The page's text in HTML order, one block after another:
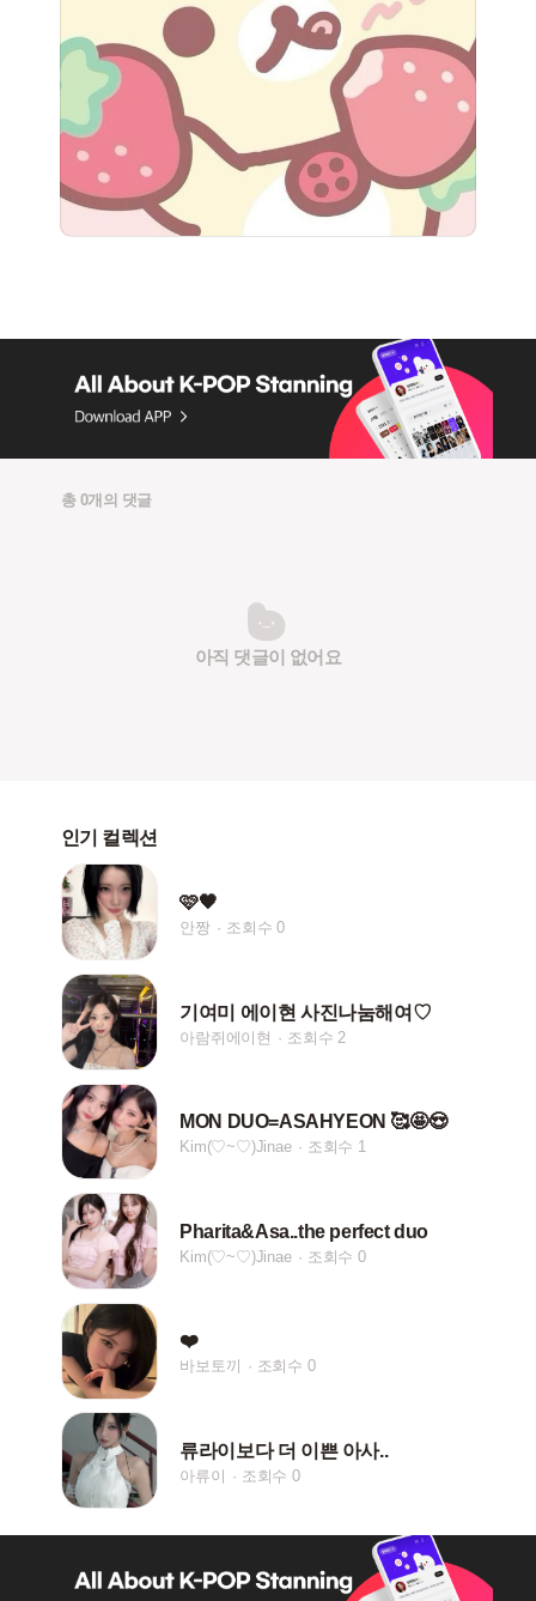
총 0개의 댓글
아직 댓글이 없어요
인기 컬렉션
🩷🖤
안짱 조회수 0
기여미 에이현 사진나눔해여♡
아람쥐에이현 조회수 2
MON DUO=ASAHYEON 🥰🤩😍
Kim(♡~♡)Jinae 조회수 1
Pharita&Asa..the perfect duo
Kim(♡~♡)Jinae 조회수 0
❤️
바보토끼 조회수 0
류라이보다 더 이쁜 아사..
아류이 조회수 0